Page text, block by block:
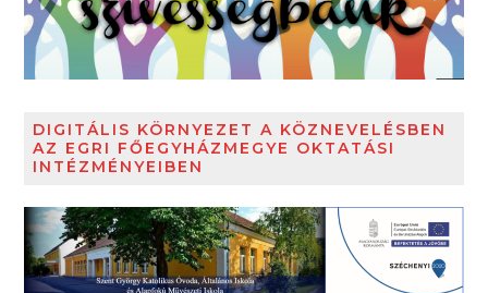
DIGITÁLIS KÖRNYEZET A KÖZNEVELÉSBEN
AZ EGRI FŐEGYHÁZMEGYE OKTATÁSI
INTÉZMÉNYEIBEN